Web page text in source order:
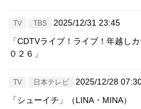
TV TBS
2025/12/31 23:45
「CDTVライブ！ライブ！年越し
０２６」
TV 日本テレビ
2025/12/28
「シューイチ」（LINA・MINA）